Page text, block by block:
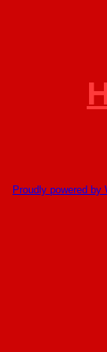
Proudly powered by